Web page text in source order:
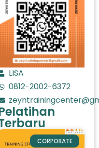
LISA
0812-2002-6372
CORPORATE